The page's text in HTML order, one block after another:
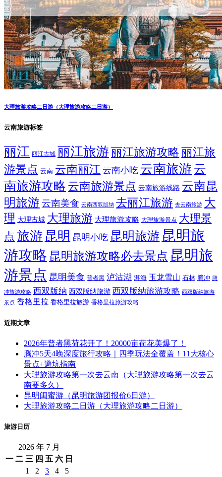
大理旅游攻略二日游（大理旅游攻略二日游）
云南旅游标签
丽江 丽江古城 丽江旅游 丽江旅游攻略 丽江旅
游景点 云南 云南丽江 云南小吃 云南旅游 云
南旅游攻略 云南旅游景点 云南旅游线路 云南昆
明旅游 云南美食 云南西双版纳 去丽江旅游 去云南旅游 大
理 大理古城 大理旅游 大理旅游攻略 大理旅游景点 大理景
点 旅游 昆明 昆明小吃 昆明旅游 昆明旅
游攻略 昆明旅游攻略必去景点 昆明旅
游景点 昆明美食 普者黑 泸沽湖 洱海 玉龙雪山 石林 腾冲 腾
冲旅游攻略 西双版纳 西双版纳旅游 西双版纳旅游攻略 西双版纳旅游
景点 香格里拉 香格里拉旅游 香格里拉旅游攻略
近期文章
2026年普者黑荷花开了！20000亩荷花美爆了！
腾冲5天4晚深度旅行攻略｜四季玩法全覆盖！11大核心
景点+避坑指南
大理旅游攻略第一次去云南（大理旅游攻略第一次去云
南要多久）
昆明闺蜜游（昆明旅游团报价6日游）
大理旅游攻略二日游（大理旅游攻略二日游）
旅游日历
2026 年 7 月
一 二 三 四 五 六 日
1
2 3 4
5